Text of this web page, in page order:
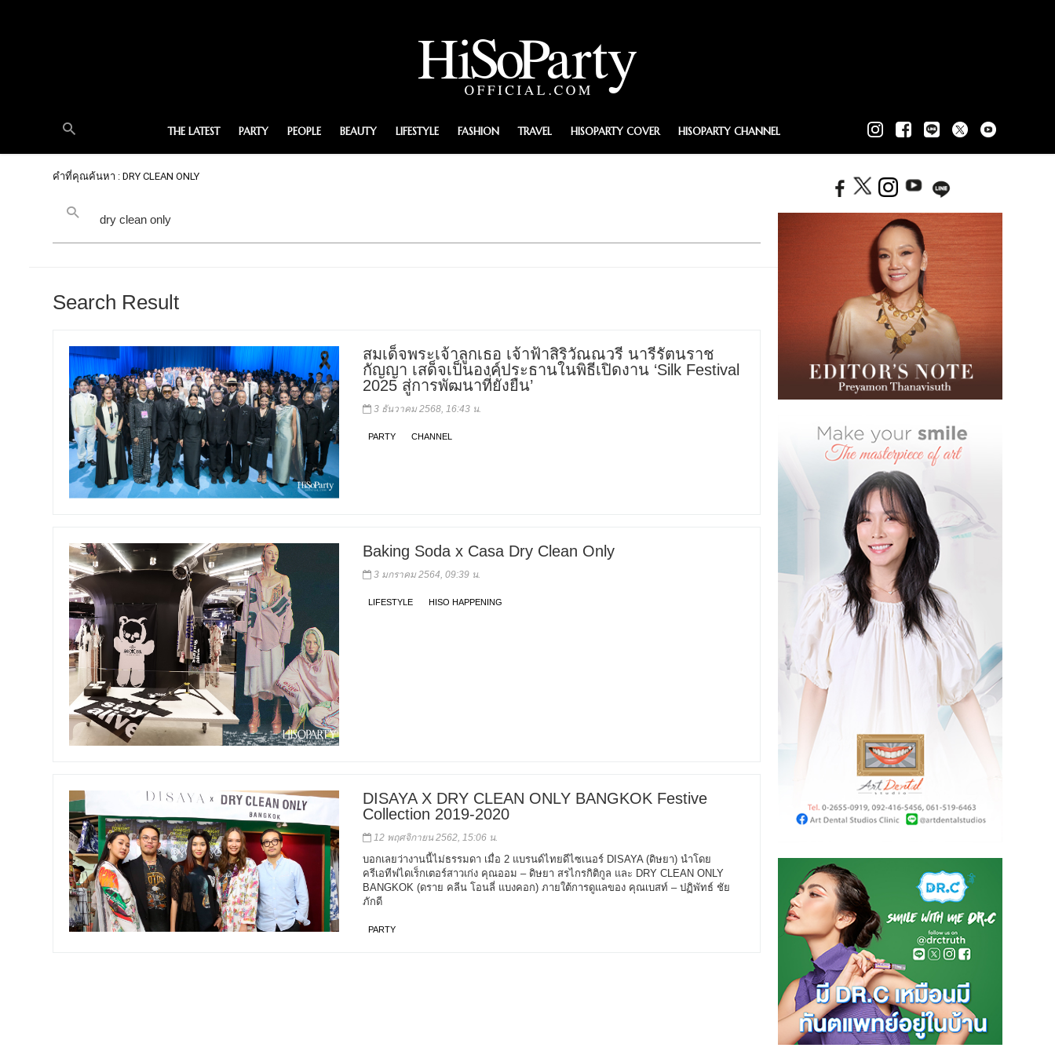
THE LATEST PARTY PEOPLE BEAUTY LIFESTYLE FASHION TRAVEL HISOPARTY COVER HISOPARTY CHANNEL
คำที่คุณค้นหา : DRY CLEAN ONLY
Search Result
สมเด็จพระเจ้าลูกเธอ เจ้าฟ้าสิริวัณณวรี นารีรัตนราช
กัญญา เสด็จเป็นองค์ประธานในพิธีเปิดงาน ‘Silk Festival
2025 สู่การพัฒนาที่ยั่งยืน’
3 ธันวาคม 2568, 16:43 น.
PARTY CHANNEL
Baking Soda x Casa Dry Clean Only
3 มกราคม 2564, 09:39 น.
LIFESTYLE HISO HAPPENING
DISAYA X DRY CLEAN ONLY BANGKOK Festive
Collection 2019-2020
12 พฤศจิกายน 2562, 15:06 น.
บอกเลยว่างานนี้ไม่ธรรมดา เมื่อ 2 แบรนด์ไทยดีไซเนอร์ DISAYA (ดิษยา) นำโดย
ครีเอทีฟไดเร็กเตอร์สาวเก่ง คุณออม – ดิษยา สรไกรกิติกูล และ DRY CLEAN ONLY
BANGKOK (ดราย คลีน โอนลี่ แบงคอก) ภายใต้การดูแลของ คุณเบสท์ – ปฏิพัทธ์ ชัย
ภักดี
PARTY